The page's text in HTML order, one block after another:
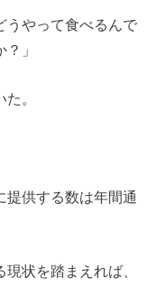
うやって食べるんで
」
。
提供する数は年間通
状を踏まえれば、